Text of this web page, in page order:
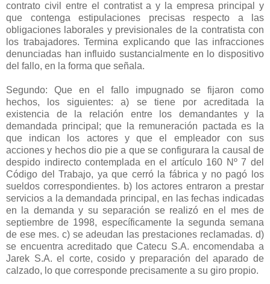
contrato civil entre el contratist a y la empresa principal y
que contenga estipulaciones precisas respecto a las
obligaciones laborales y previsionales de la contratista con
los trabajadores. Termina explicando que las infracciones
denunciadas han influido sustancialmente en lo dispositivo
del fallo, en la forma que señala.
Segundo: Que en el fallo impugnado se fijaron como
hechos, los siguientes: a) se tiene por acreditada la
existencia de la relación entre los demandantes y la
demandada principal; que la remuneración pactada es la
que indican los actores y que el empleador con sus
acciones y hechos dio pie a que se configurara la causal de
despido indirecto contemplada en el artículo 160 Nº 7 del
Código del Trabajo, ya que cerró la fábrica y no pagó los
sueldos correspondientes. b) los actores entraron a prestar
servicios a la demandada principal, en las fechas indicadas
en la demanda y su separación se realizó en el mes de
septiembre de 1998, específicamente la segunda semana
de ese mes. c) se adeudan las prestaciones reclamadas. d)
se encuentra acreditado que Catecu S.A. encomendaba a
Jarek S.A. el corte, cosido y preparación del aparado de
calzado, lo que corresponde precisamente a su giro propio.